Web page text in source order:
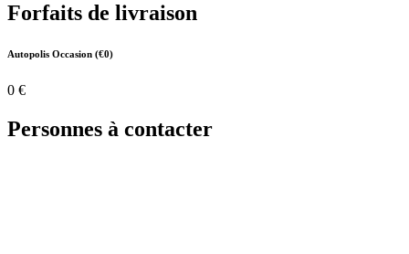
Forfaits de livraison
Autopolis Occasion (€0)
0 €
Personnes à contacter